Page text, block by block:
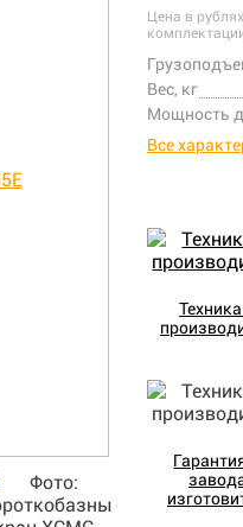
Цена в
Вес, кг
Мощность
Все